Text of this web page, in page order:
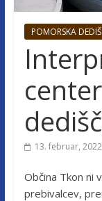
POMORSKA
13. februar, 2022
Občina Tkon ni
prebivalcev,